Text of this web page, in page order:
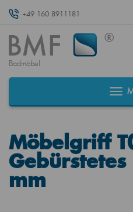
+49 160 8911181
Badmöbel
Möbelgriff
mm